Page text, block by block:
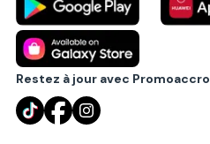
Partenariat B2B
Blog
Contact
Restez à jour avec Promoaccro